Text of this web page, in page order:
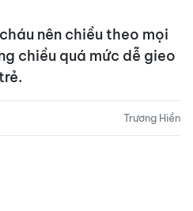
nên chiều theo mọi
chiều quá mức dễ gieo
Trương Hiền